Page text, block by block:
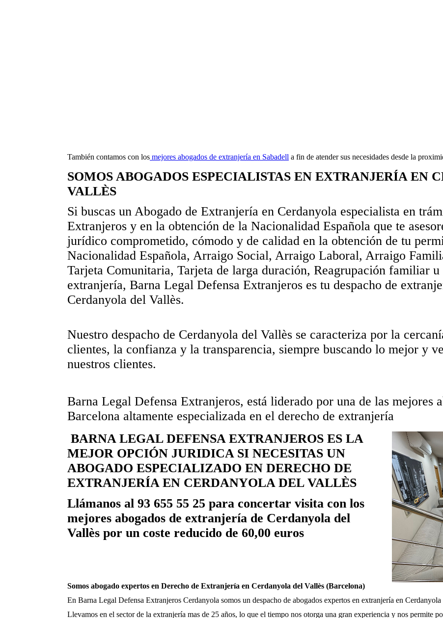
También contamos con los mejores abogados de extranjería en Sabadell a fin de atender sus necesidades desde la
SOMOS ABOGADOS ESPECIALISTAS EN EXTRANJERÍA EN
VALLÈS
Si buscas un Abogado de Extranjería en Cerdanyola especialista en
Extranjeros y en la obtención de la Nacionalidad Española que te
jurídico comprometido, cómodo y de calidad en la obtención de tu
Nacionalidad Española, Arraigo Social, Arraigo Laboral, Arraigo
Tarjeta Comunitaria, Tarjeta de larga duración, Reagrupación familiar
extranjería, Barna Legal Defensa Extranjeros es tu despacho de
Cerdanyola del Vallès.
Nuestro despacho de Cerdanyola del Vallès se caracteriza por la
clientes, la confianza y la transparencia, siempre buscando lo mejor y
nuestros clientes.
Barna Legal Defensa Extranjeros, está liderado por una de las mejores
Barcelona altamente especializada en el derecho de extranjería
BARNA LEGAL DEFENSA EXTRANJEROS ES LA
MEJOR OPCIÓN JURIDICA SI NECESITAS UN
ABOGADO ESPECIALIZADO EN DERECHO DE
EXTRANJERÍA EN CERDANYOLA DEL VALLÈS
Llámanos al 93 655 55 25 para concertar visita con los
mejores abogados de extranjería de Cerdanyola del
Vallès por un coste reducido de 60,00 euros
Somos abogado expertos en Derecho de Extranjería en Cerdanyola del Vallès (Barcelona)
En Barna Legal Defensa Extranjeros Cerdanyola somos un despacho de abogados expertos en extranjería en Cerdanyola
Llevamos en el sector de la extranjería mas de 25 años, lo que el tiempo nos otorga una gran experiencia y nos permite